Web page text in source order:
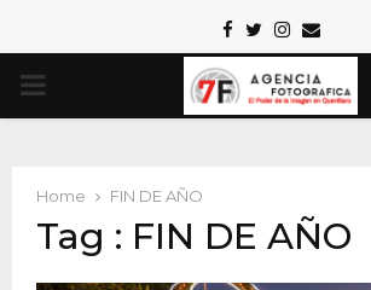
Facebook
TwitterInstagram
Email
PRIMARY
Home FIN DE AÑO
Tag : FIN DE AÑO